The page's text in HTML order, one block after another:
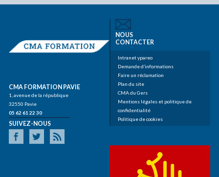
CMA FORMATION PAVIE
1, avenue de la république
32550 Pavie
05 62 61 22 30
SUIVEZ-NOUS
NOUS
CONTACTER
Intranet ypareo
Demande d’informations
Faire un réclamation
Plan du site
CMA du Gers
Mentions légales et politique de
confidentialité
Politique de cookies